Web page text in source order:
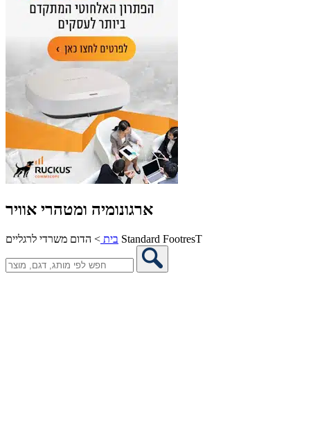
ארגונומיה ומטהרי אוויר
בית > הדום משרדי לרגליים Standard FootresT